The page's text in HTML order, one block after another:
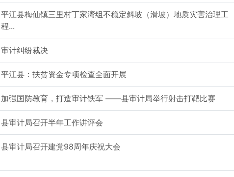
平江县梅仙镇三里村丁家湾组不稳定斜坡（滑坡）地质灾害治理工
程...
审计纠纷裁决
平江县：扶贫资金专项检查全面开展
加强国防教育，打造审计铁军 ——县审计局举行射击打靶比赛
县审计局召开半年工作讲评会
县审计局召开建党98周年庆祝大会